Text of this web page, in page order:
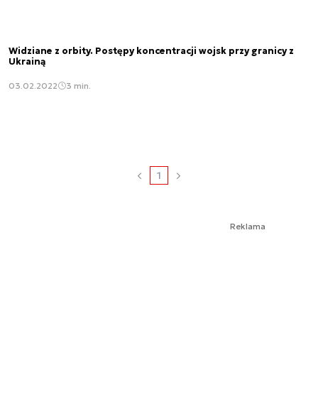
Widziane z orbity. Postępy koncentracji wojsk przy granicy z
Ukrainą
03.02.2022 3 min.
1
Reklama